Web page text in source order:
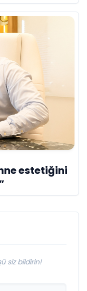
estetiğini
siz bildirin!